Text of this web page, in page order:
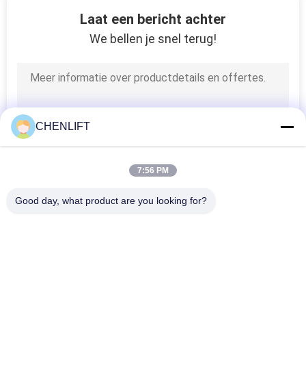
Laat een bericht achter
We bellen je snel terug!
CHENLIFT
7:56 PM
Good day, what product are you looking for?